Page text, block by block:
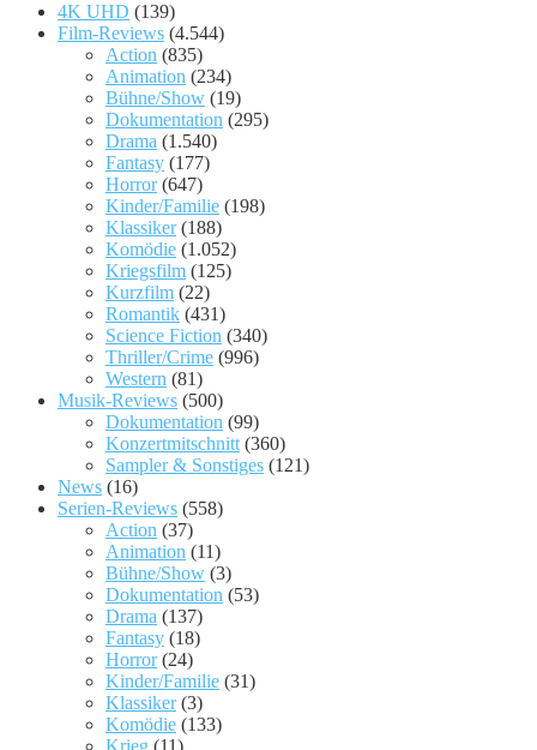
4K UHD (139)
Film-Reviews (4.544)
Action (835)
Animation (234)
Bühne/Show (19)
Dokumentation (295)
Drama (1.540)
Fantasy (177)
Horror(647)
Kinder/Familie (198)
Klassiker(188)
Komödie (1.052)
Kriegsfilm (125)
Kurzfilm (22)
Romantik (431)
Science Fiction (340)
Thriller/Crime (996)
Western (81)
Musik-Reviews (500)
Dokumentation (99)
Konzertmitschnitt (360)
Sampler & Sonstiges (121)
News (16)
Serien-Reviews (558)
Action (37)
Animation (11)
Bühne/Show (3)
Dokumentation (53)
Drama (137)
Fantasy (18)
Horror(24)
Kinder/Familie (31)
Klassiker(3)
Komödie (133)
Krieg (11)